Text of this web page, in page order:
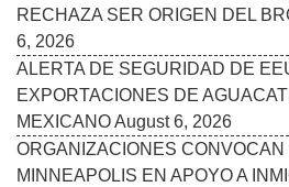
RECHAZA SER ORIGEN DEL
6, 2026
ALERTA DE SEGURIDAD DE
EXPORTACIONES DE
MEXICANOAugust 6, 2026
ORGANIZACIONES CONVOCAN
MINNEAPOLIS EN APOYO A